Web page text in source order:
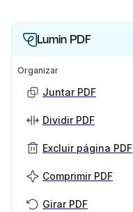
Lumin PDF
Organizar
Juntar PDF
Dividir PDF
Excluir página PDF
Comprimir PDF
Girar PDF